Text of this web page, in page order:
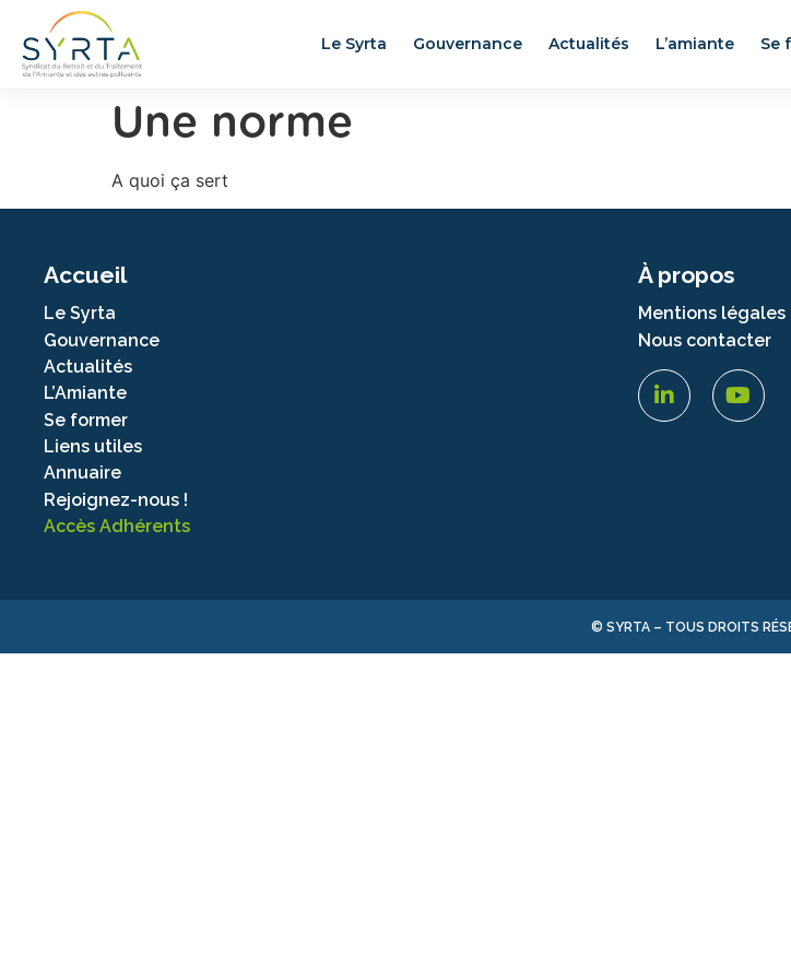
Le Syrta Gouvernance Actualités L’amiante Se
Une norme
A quoi ça sert
Accueil
Le Syrta
Gouvernance
Actualités
L’Amiante
Se former
Liens utiles
Annuaire
Rejoignez-nous !
Accès Adhérents
À propos
Mentions légales
Nous contacter
© SYRTA – TOUS DROITS